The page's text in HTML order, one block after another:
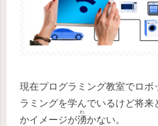
現在プログラミング教室でロボ
ラミングを学んでいるけど将来
かイメージが湧
わ
かない。